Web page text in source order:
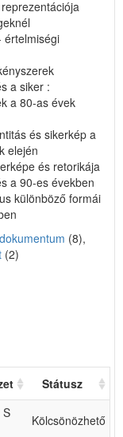
értelmiségi
a siker :
a 80-as évek
és sikerkép a
elején
és retorikája
a 90-es években
különböző formái
(8),
(2)
Státusz
S
Kölcsönözhető